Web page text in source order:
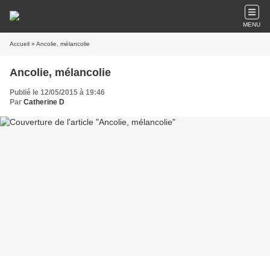
MENU
Accueil » Ancolie, mélancolie
Ancolie, mélancolie
Publié le 12/05/2015 à 19:46
Par Catherine D